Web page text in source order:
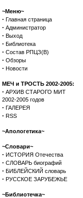
~Меню~
· Главная страница
· Администратор
· Выход
· Библиотека
· Состав РПЦЗ(В)
· Обзоры
· Новости
МЕЧ и ТРОСТЬ 2002-2005:
· АРХИВ СТАРОГО МИТ
2002-2005 годов
· ГАЛЕРЕЯ
· RSS
~Апологетика~
~Словари~
· ИСТОРИЯ Отечества
· СЛОВАРЬ биографий
· БИБЛЕЙСКИЙ словарь
· РУССКОЕ ЗАРУБЕЖЬЕ
~Библиотечка~